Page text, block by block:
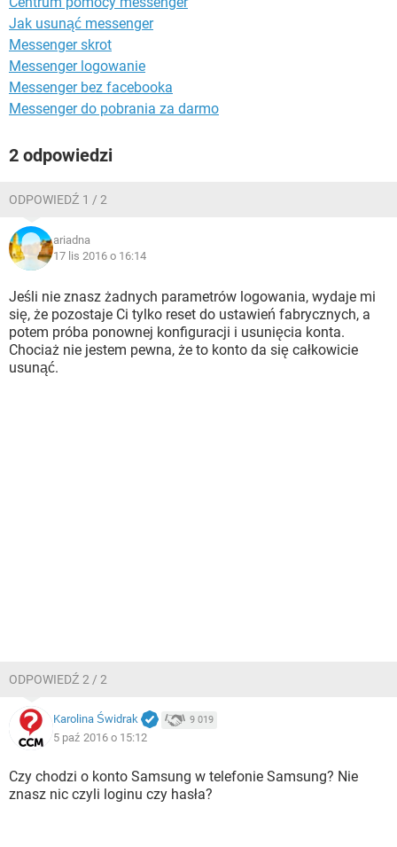
WINDOWS 10
Jak usunąć messenger
Messenger skrot
Messenger logowanie
Messenger bez facebooka
Messenger do pobrania za darmo
2 odpowiedzi
ODPOWIEDŹ 1 / 2
ariadna
17 lis 2016 o 16:14
Jeśli nie znasz żadnych parametrów logowania, wydaje mi
się, że pozostaje Ci tylko reset do ustawień fabrycznych, a
potem próba ponownej konfiguracji i usunięcia konta.
Chociaż nie jestem pewna, że to konto da się całkowicie
usunąć.
ODPOWIEDŹ 2 / 2
Karolina Świdrak 9 019
5 paź 2016 o 15:12
Czy chodzi o konto Samsung w telefonie Samsung? Nie
znasz nic czyli loginu czy hasła?